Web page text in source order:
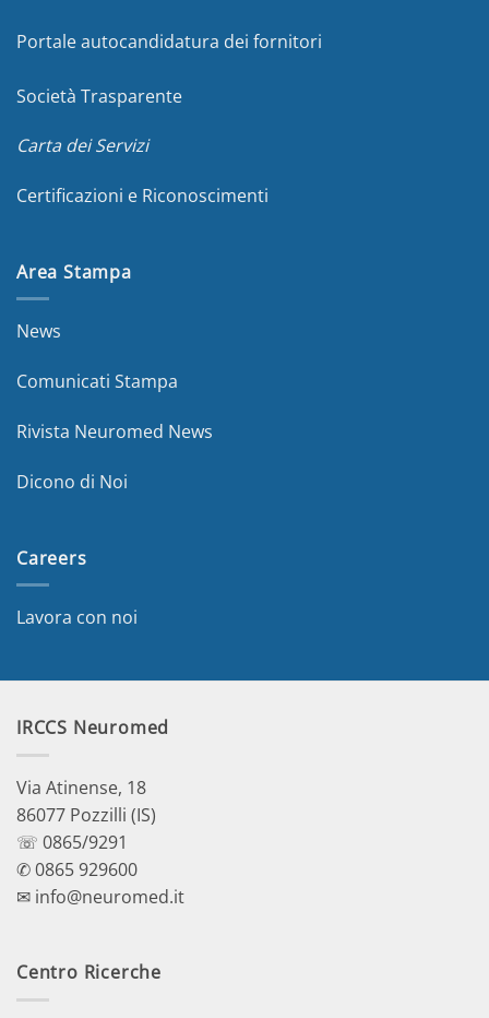
Portale autocandidatura dei fornitori
Società Trasparente
Carta dei Servizi
Certificazioni e Riconoscimenti
Area Stampa
News
Comunicati Stampa
Rivista Neuromed News
Dicono di Noi
Careers
Lavora con noi
IRCCS Neuromed
Via Atinense, 18
86077 Pozzilli (IS)
☏ 0865/9291
✆ 0865 929600
✉ info@neuromed.it
Centro Ricerche